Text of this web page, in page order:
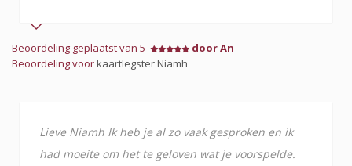
Beoordeling geplaatst van 5
door An
Beoordeling voorkaartlegster Niamh
Lieve Niamh Ik heb je al zo vaak gesproken en ik
had moeite om het te geloven wat je voorspelde.